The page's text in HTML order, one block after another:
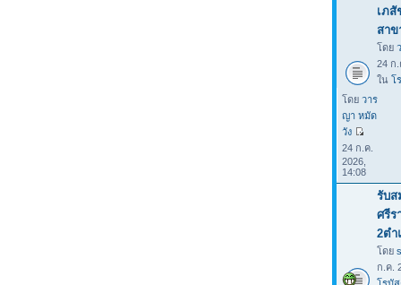
เภสั
สาข
โดย
24 ก.
ใน โ
โดย วาร
ญา หมัด
วัง
24 ก.ค.
2026,
14:08
รับส
ศรีร
2ตำ
โดย
ก.ค.